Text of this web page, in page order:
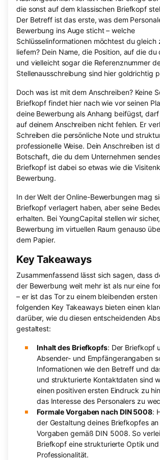
die sonst auf dem klassischen Briefkopf
Der Betreff ist das erste, was dem
Bewerbung ins Auge sticht – welche
Schlüsselinformationen möchtest du gleich
liefern? Dein Name, die Position, auf die
und vielleicht sogar die Referenznummer
Stellenausschreibung sind hier goldrichtig
Doch was ist mit dem Anschreiben? Keine
Briefkopf findet hier nach wie vor seinen
deine Bewerbung als Anhang beifügst,
auf deinem Anschreiben nicht fehlen. Er
Schreiben die persönliche Note und
professionelle Weise. Dein Anschreiben ist
Botschaft, die du dem Unternehmen
Briefkopf ist dabei so etwas wie die
Bewerbung.
In der Welt der Online-Bewerbungen mag
Briefkopf verlagert haben, aber seine
erhalten. Bei YoungCapital stellen wir
Bewerbung im virtuellen Raum genauso
dem Papier.
Key Takeaways
Zusammenfassend lässt sich sagen, dass
der Bewerbung weit mehr ist als nur eine
– er ist das Tor zu einem bleibenden ersten
folgenden Key Takeaways bieten einen
darüber, wie du diesen entscheidenden
gestaltest:
Inhalt des Briefkopfs: Der Briefkopf
Absender- und Empfängerangaben
Informationen wie den Betreff und
und strukturierte Kontaktdaten sind
einen positiven ersten Eindruck zu
das Interesse des Personalers zu
Formale Vorgaben nach DIN 5008:
der Gestaltung deines Briefkopfes
Vorgaben gemäß DIN 5008. So
Briefkopf eine strukturierte Optik
Professionalität.